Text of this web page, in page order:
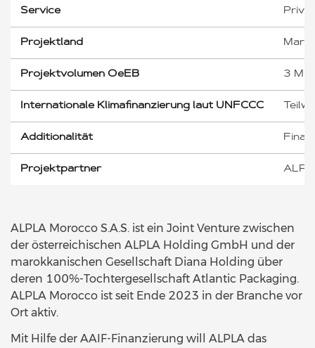
Service
Projektland
Projektvolumen OeEB 3
Internationale Klimafinanzierung laut UNFCCC
Additionalität
Projektpartner
ALPLA Morocco S.A.S. ist ein Joint Venture zwischen
der österreichischen ALPLA Holding GmbH und der
marokkanischen Gesellschaft Diana Holding über
deren 100%-Tochtergesellschaft Atlantic Packaging.
ALPLA Morocco ist seit Ende 2023 in der Branche vor
Ort aktiv.
Mit Hilfe der AAIF-Finanzierung will ALPLA das